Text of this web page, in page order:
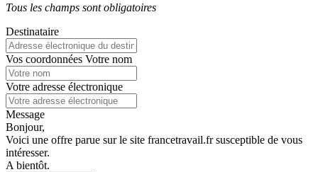
Tous les champs sont obligatoires
Destinataire
Vos coordonnées Votre nom
Votre adresse électronique
Message
Bonjour,
Voici une offre parue sur le site francetravail.fr susceptible de vous
intéresser.
A bientôt.